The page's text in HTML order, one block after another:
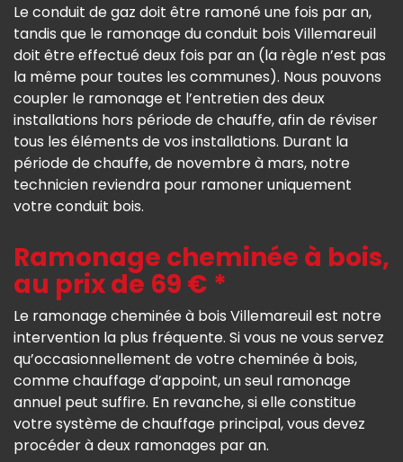
Le conduit de gaz doit être ramoné une fois par an,
tandis que le ramonage du conduit bois Villemareuil
doit être effectué deux fois par an (la règle n’est pas
la même pour toutes les communes). Nous pouvons
coupler le ramonage et l’entretien des deux
installations hors période de chauffe, afin de réviser
tous les éléments de vos installations. Durant la
période de chauffe, de novembre à mars, notre
technicien reviendra pour ramoner uniquement
votre conduit bois.
Ramonage cheminée à bois,
au prix de 69 € *
Le ramonage cheminée à bois Villemareuil est notre
intervention la plus fréquente. Si vous ne vous servez
qu’occasionnellement de votre cheminée à bois,
comme chauffage d’appoint, un seul ramonage
annuel peut suffire. En revanche, si elle constitue
votre système de chauffage principal, vous devez
procéder à deux ramonages par an.